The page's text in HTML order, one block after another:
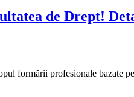
de Drept!
formării profesionale bazate